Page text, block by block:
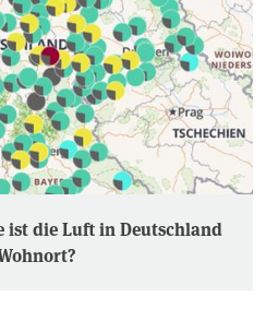
ist die Luft in Deutschland